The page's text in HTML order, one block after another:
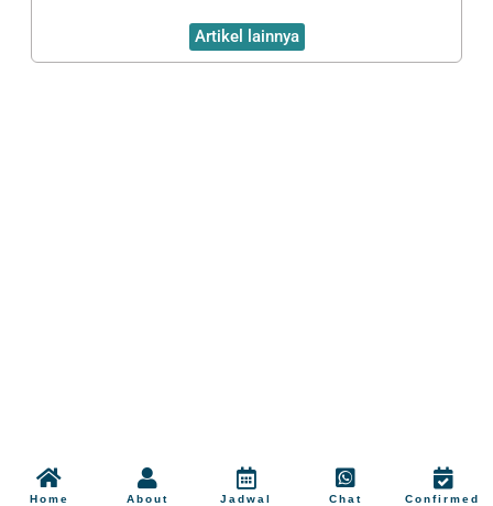
Artikel lainnya
Home About Jadwal Chat Confirmed